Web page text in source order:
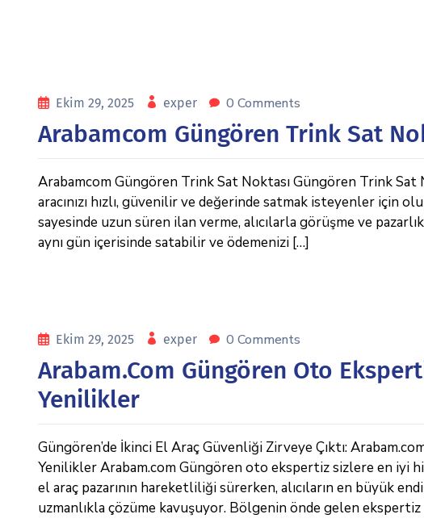
Ekim 29, 2025 exper 0 Comments
Arabamcom Güngören Trink Sat
Arabamcom Güngören Trink Sat Noktası Güngören Trink Sat
aracınızı hızlı, güvenilir ve değerinde satmak isteyenler için
sayesinde uzun süren ilan verme, alıcılarla görüşme ve
aynı gün içerisinde satabilir ve ödemenizi […]
Ekim 29, 2025 exper 0 Comments
Arabam.com Güngören Oto
Yenilikler
Güngören’de İkinci El Araç Güvenliği Zirveye Çıktı:
Yenilikler Arabam.com Güngören oto ekspertiz sizlere en iyi
el araç pazarının hareketliliği sürerken, alıcıların en büyük
uzmanlıkla çözüme kavuşuyor. Bölgenin önde gelen